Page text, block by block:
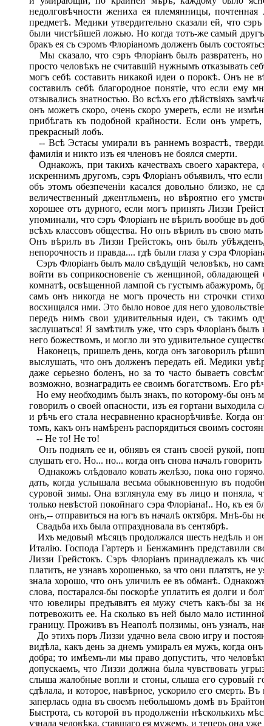
недолговѣчности жениха ея племянницы,
предметѣ. Медики утвердительно сказали ей, что
были чистѣйшей ложью. Но когда тотъ-же самый другъ
бракъ ея съ сэромъ Флоріаномъ долженъ былъ
Мы сказало, что сэръ Флоріанъ былъ развратенъ,
просто человѣкъ не считавшій нужнымъ отказывать
могъ себѣ составить никакой идеи о порокѣ. Онъ не
составилъ себѣ благородное понятіе, что если
отзывались знатностью. Во всѣхъ его дѣйствіяхъ
онъ можетъ скоро, очень скоро умереть, если не
прибѣгать къ подобной крайности. Если онъ
прекрасный лобъ.
-- Всѣ Эстасы умирали въ раннемъ возрастѣ,
фамилія и никто изъ ея членовъ не боялся смерти.
Однакожъ, при такихъ качествахъ своего
искреннимъ другомъ, сэръ Флоріанъ объявилъ, что
объ этомъ обезпеченіи касался довольно близко, не
величественный джентльменъ, но вѣроятно его
хорошее отъ дурного, если могъ принять Лиззи
упоминали, что сэръ Флоріанъ не вѣрилъ вообще въ
всѣхъ классовъ общества. Но онъ вѣрилъ въ свою
Онъ вѣрилъ въ Лиззи Грейстокъ, онъ былъ
непорочность и правда.... гдѣ были глаза у сэра
Сэръ Флоріанъ былъ мало свѣдущій человѣкъ, но
войти въ соприкосновеніе съ женщиной, обладающей
комнатѣ, освѣщенной лампой съ густымъ абажуромъ,
самъ онъ никогда не могъ прочесть ни строчки
восхищался ими. Это было новое для него
передъ нимъ свои удивительныя идеи, съ такимъ
заслушаться! Я замѣтилъ уже, что сэръ Флоріанъ
него божествомъ, и могло ли это удивительное
Наконецъ, пришелъ день, когда онъ заговорилъ
выслушать, что онъ долженъ передать ей. Медики
даже серьезно боленъ, но за то часто бываетъ
возможно, вознаградить ее своимъ богатствомъ. Его
Но ему необходимъ былъ знакъ, по которому-бы онъ
говорилъ о своей опасности, изъ ея гортани выходила
и рѣчь его стала несравненно краснорѣчивѣе. Когда
томъ, какъ онъ намѣренъ распорядиться своимъ
-- Не то! Не то!
Онъ поднялъ ее и, обнявъ ея станъ своей рукой,
слушать его. Но... но... когда онъ снова началъ
Однакожъ слѣдовало ковать желѣзо, пока оно
дать, когда услышала весьма обыкновенную въ
суровой зимы. Она взглянула ему въ лицо и поняла,
только невѣстой покойнаго сэра Флоріана!.. Но, къ ея
онъ,-- отправиться на югъ въ началѣ октября. Мнѣ-бы
Свадьба ихъ была отпраздновала въ сентябрѣ.
Ихъ медовый мѣсяцъ продолжался шесть недѣль и
Италію. Господа Гартеръ и Бенжаминъ представили
Лиззи Грейстокъ. Сэръ Флоріанъ принадлежалъ къ
платить, не узнавъ хорошенько, за что они платятъ, не
знала хорошо, что онъ уличилъ ее въ обманѣ.
слова, постарался-бы поскорѣе уплатить ея долги и
что ювелиры предъявятъ ея мужу счетъ какъ-бы за
потревожить ее. На сколько въ ней было мало
границу. Проживъ въ Неаполѣ ползимы, онъ узналъ,
До этихъ поръ Лиззи удачно вела свою игру и
видѣла, какъ день за днемъ умиралъ ея мужъ, когда
добра; то имѣемъ-ли мы право допустить, что
допускаемъ, что Лиззи должна была чувствовать
слыша жалобные вопли и стоны, слыша его суровый
сдѣлала, и которое, навѣрное, ускорило его смерть.
заперлась одна въ своемъ небольшомъ домѣ въ
Быстрота, съ которой въ продолженіи нѣсколькихъ
узнала человѣка, ставшаго ея мужемъ, и теперь она